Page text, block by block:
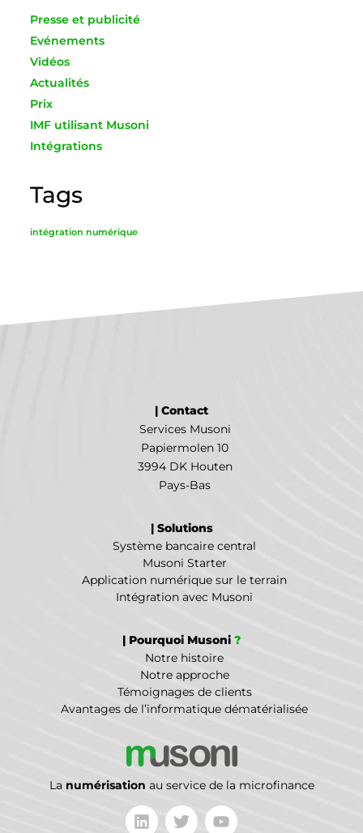
Presse et publicité
Evénements
Vidéos
Actualités
Prix
IMF utilisant Musoni
Intégrations
Tags
intégration numérique
| Contact
Services Musoni
Papiermolen 10
3994 DK Houten
Pays-Bas
| Solutions
Système bancaire central
Musoni Starter
Application numérique sur le terrain
Intégration avec Musoni
| Pourquoi Musoni ?
Notre histoire
Notre approche
Témoignages de clients
Avantages de l’informatique dématérialisée
La numérisation au service de la microfinance